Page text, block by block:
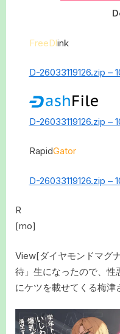
FreeDlink
D-26033119126.zip –
D-26033119126.zip –
RapidGator
D-26033119126.zip –
R
[mo]
View[ダイヤモンドマグ
待」生になったので、
にケツを載せてくる梅